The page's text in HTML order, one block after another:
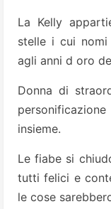
La Kelly
stelle i cui
agli anni d oro
Donna di
insieme.
Le fiabe si
tutti felici e
le cose